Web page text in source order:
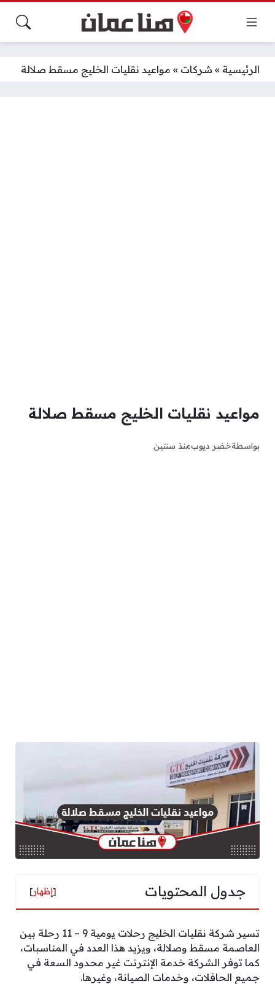
الرئيسية » شركات » مواعيد نقليات الخليج مسقط صلالة
مواعيد نقليات الخليج مسقط صلالة
بواسطةخضر ديوبمنذ سنتين
جدول المحتويات [إظهار]
تسير شركة نقليات الخليج رحلات يومية 9 – 11 رحلة بين
العاصمة مسقط وصلالة، ويزيد هذا العدد في المناسبات،
كما توفر الشركة خدمة الإنترنت غير محدود السعة في
جميع الحافلات، وخدمات الصيانة، وغيرها.